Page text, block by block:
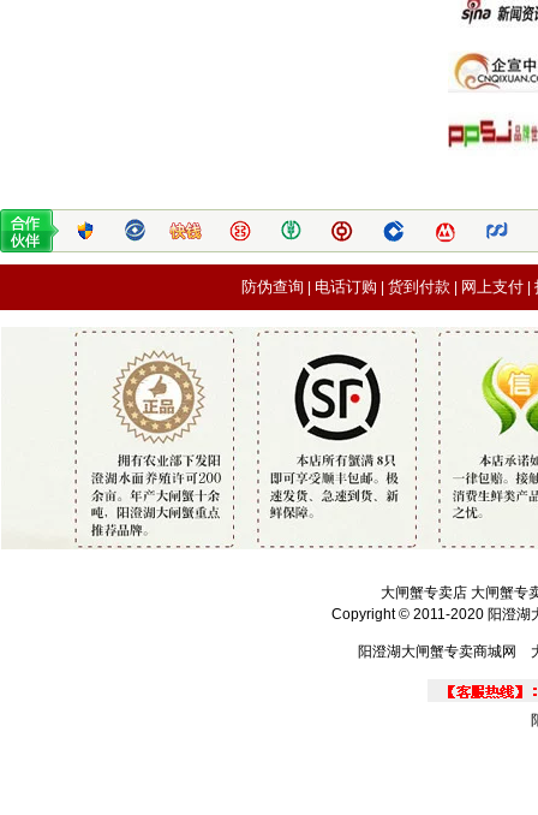
防伪查询 电话订购 货到付款 网上支付|
大闸蟹专卖店 大闸蟹专
Copyright © 2011-2020 阳澄湖
阳澄湖大闸蟹专卖商城网